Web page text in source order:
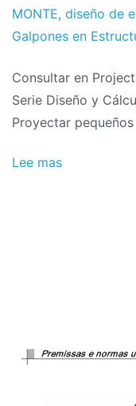
2016
MONTE, diseño de
Galpones en
Consultar en
Serie Diseño y
Proyectar
Lee mas